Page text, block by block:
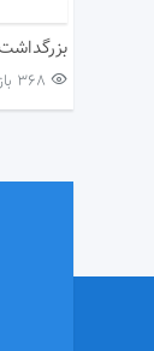
368 بازدید